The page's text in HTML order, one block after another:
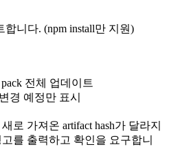
합니다. (npm install만 지원)
전체 업데이트
경 예정만 표시
로 가져온 artifact hash가 달라지
를 출력하고 확인을 요구합니